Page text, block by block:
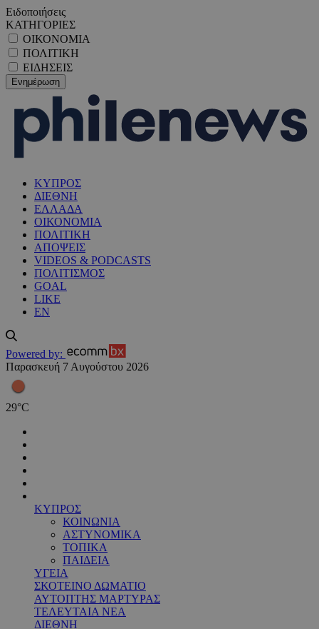
Ειδοποιήσεις
ΚΑΤΗΓΟΡΙΕΣ
ΟΙΚΟΝΟΜΙΑ
ΠΟΛΙΤΙΚΗ
ΕΙΔΗΣΕΙΣ
ΚΥΠΡΟΣ
ΔΙΕΘΝΗ
ΕΛΛΑΔΑ
ΟΙΚΟΝΟΜΙΑ
ΠΟΛΙΤΙΚΗ
ΑΠΟΨΕΙΣ
VIDEOS & PODCASTS
ΠΟΛΙΤΙΣΜΟΣ
GOAL
LIKE
EN
Powered by:
Παρασκευή 7 Αυγούστου 2026
29°C
ΚΥΠΡΟΣ
ΚΟΙΝΩΝΙΑ
ΑΣΤΥΝΟΜΙΚΑ
ΤΟΠΙΚΑ
ΠΑΙΔΕΙΑ
ΥΓΕΙΑ
ΣΚΟΤΕΙΝΟ ΔΩΜΑΤΙΟ
ΑΥΤΟΠΤΗΣ ΜΑΡΤΥΡΑΣ
ΤΕΛΕΥΤΑΙΑ ΝΕΑ
ΔΙΕΘΝΗ